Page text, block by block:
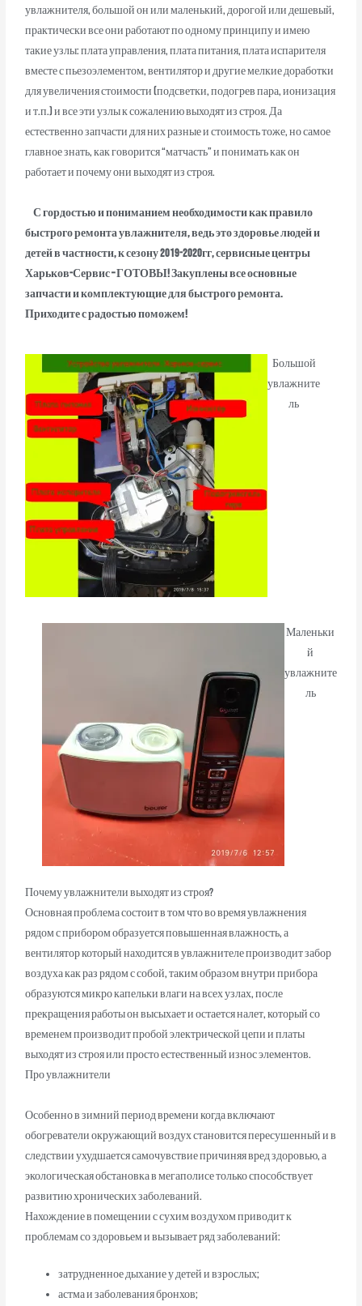
увлажнителя, большой он или маленький, дорогой или дешевый,
практически все они работают по одному принципу и имею
такие узлы: плата управления, плата питания, плата испарителя
вместе с пьезоэлементом, вентилятор и другие мелкие доработки
для увеличения стоимости (подсветки, подогрев пара, ионизация
и т.п.) и все эти узлы к сожалению выходят из строя. Да
естественно запчасти для них разные и стоимость тоже, но самое
главное знать, как говорится “матчасть” и понимать как он
работает и почему они выходят из строя.
С гордостью и пониманием необходимости как правило
быстрого ремонта увлажнителя, ведь это здоровье людей и
детей в частности, к сезону 2019-2020гг, сервисные центры
Харьков-Сервис – ГОТОВЫ! Закуплены все основные
запчасти и комплектующие для быстрого ремонта.
Приходите с радостью поможем!
Большой
увлажните
ль
Маленьки
й
увлажните
ль
Почему увлажнители выходят из строя?
Основная проблема состоит в том что во время увлажнения
рядом с прибором образуется повышенная влажность, а
вентилятор который находится в увлажнителе производит забор
воздуха как раз рядом с собой, таким образом внутри прибора
образуются микро капельки влаги на всех узлах, после
прекращения работы он высыхает и остается налет, который со
временем производит пробой электрической цепи и платы
выходят из строя или просто естественный износ элементов.
Про увлажнители
Особенно в зимний период времени когда включают
обогреватели окружающий воздух становится пересушенный и в
следствии ухудшается самочувствие причиняя вред здоровью, а
экологическая обстановка в мегаполисе только способствует
развитию хронических заболеваний.
Нахождение в помещении с сухим воздухом приводит к
проблемам со здоровьем и вызывает ряд заболеваний:
затрудненное дыхание у детей и взрослых;
астма и заболевания бронхов;